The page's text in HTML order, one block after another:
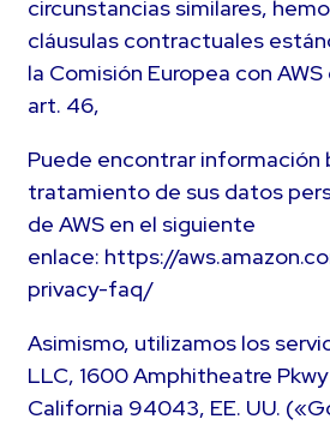
circunstancias similares,
cláusulas contractuales
la Comisión Europea con
art. 46,
Puede encontrar información
tratamiento de sus datos
de AWS en el siguiente
enlace: https://
privacy-faq/
Asimismo, utilizamos los
LLC, 1600 Amphitheatre
California 94043, EE. UU.